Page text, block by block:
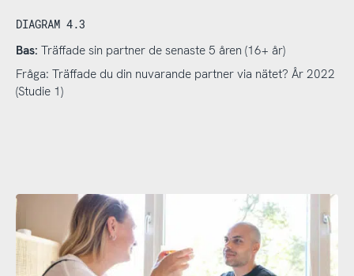
DIAGRAM 4.3
Bas: Träffade sin partner de senaste 5 åren (16+ år)
Fråga: Träffade du din nuvarande partner via nätet? År 2022
(Studie 1)